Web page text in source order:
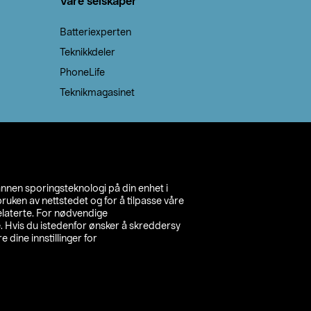
sporingsteknologi på din enhet i
av nettstedet og for å tilpasse våre
For nødvendige
Hvis du istedenfor ønsker å skreddersy
dine innstillinger for
Batteriexperten
Teknikkdeler
PhoneLife
Teknikmagasinet